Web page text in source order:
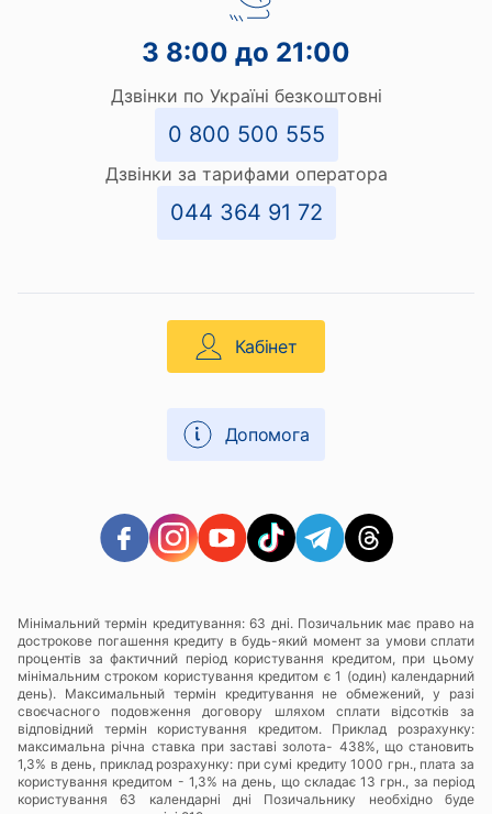
З 8:00 до 21:00
Дзвінки по Україні безкоштовні
0 800 500 555
Дзвінки за тарифами оператора
044 364 91 72
Кабінет
Допомога
Мінімальний термін кредитування: 63 дні. Позичальник має право на
дострокове погашення кредиту в будь-який момент за умови сплати
процентів за фактичний період користування кредитом, при цьому
мінімальним строком користування кредитом є 1 (один) календарний
день). Максимальный термін кредитування не обмежений, у разі
своєчасного подовження договору шляхом сплати відсотків за
відповідний термін користування кредитом. Приклад розрахунку:
максимальна річна ставка при заставі золота- 438%, що становить
1,3% в день, приклад розрахунку: при сумі кредиту 1000 грн., плата за
користування кредитом - 1,3% на день, що складає 13 грн., за період
користування 63 календарні дні Позичальнику необхідно буде